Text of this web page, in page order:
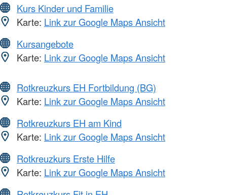
Kurs Kinder und Familie
Karte: Link zur Google Maps Ansicht
Kursangebote
Karte: Link zur Google Maps Ansicht
Rotkreuzkurs EH Fortbildung (BG)
Karte: Link zur Google Maps Ansicht
Rotkreuzkurs EH am Kind
Karte: Link zur Google Maps Ansicht
Rotkreuzkurs Erste Hilfe
Karte: Link zur Google Maps Ansicht